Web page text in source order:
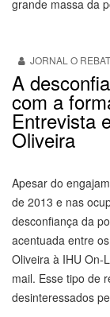
grande massa da
JORNAL O
A
com a
Entrevista
Oliveira
Apesar do
de 2013 e nas
desconfiança da
acentuada entre
Oliveira à IHU On-
mail. Esse tipo de
desinteressados